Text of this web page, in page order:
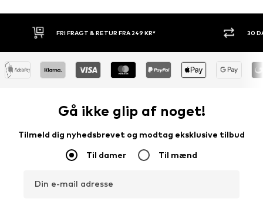
FRI FRAGT & RETUR FRA 249 KR* 30
Gå ikke glip af noget!
Tilmeld dig nyhedsbrevet og modtag eksklusive tilbud
Til damer Til mænd
Din e-mail adresse